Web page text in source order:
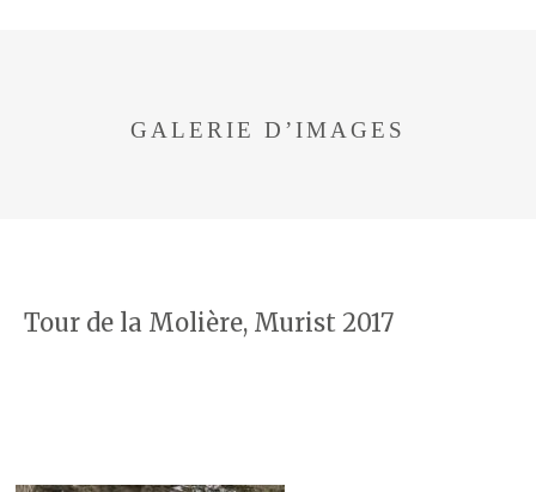
GALERIE D’IMAGES
Tour de la Molière, Murist 2017